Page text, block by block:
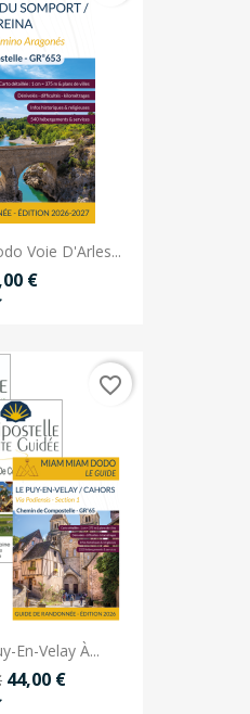
Voie D'Arles...
€
En-Velay À...
44,00 €
favorite_border